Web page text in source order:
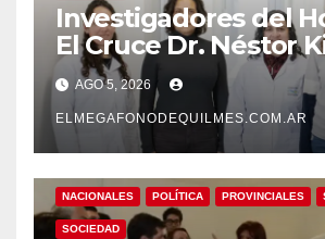
Investigadores del
El Cruce Dr. Néstor
desarrollan un
pionero sobre el
envejecimiento
demencias
AGO 5, 2026
ELMEGAFONODEQUILMES.COM.AR
NACIONALES POLÍTICA PROVINCIALES
SOCIEDAD